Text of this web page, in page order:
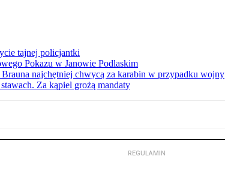
tajnej policjantki
Pokazu w Janowie Podlaskim
najchętniej chwycą za karabin w przypadku wojny
Za kąpiel grożą mandaty
REGULAMIN